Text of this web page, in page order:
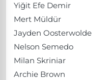
Yiğit Efe Demir
Mert Müldür
Jayden Oosterwolde
Nelson Semedo
Milan Skriniar
Archie Brown